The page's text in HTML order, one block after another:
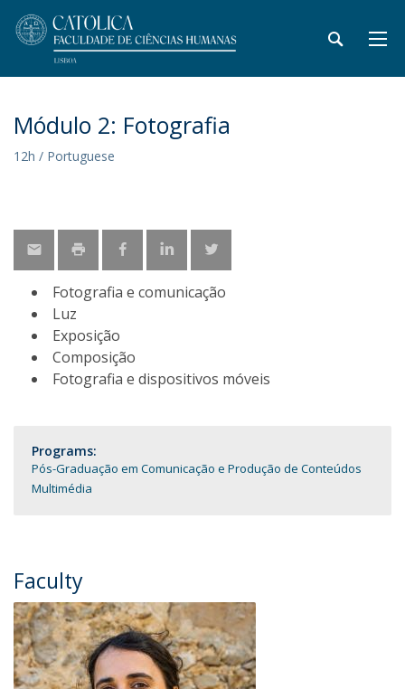
Módulo 2: Fotografia
12h / Portuguese
Fotografia e comunicação
Luz
Exposição
Composição
Fotografia e dispositivos móveis
Programs:
Pós-Graduação em Comunicação e Produção de Conteúdos
Multimédia
Faculty